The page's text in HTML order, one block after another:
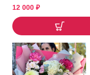
12 000 ₽